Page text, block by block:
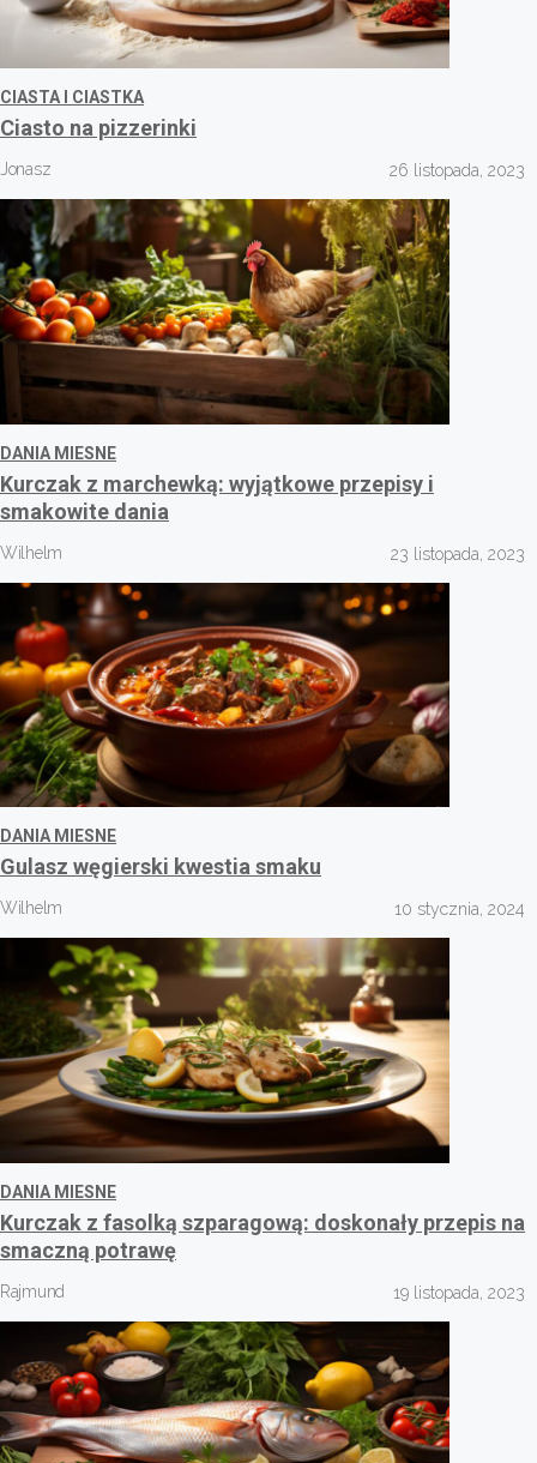
CIASTA I CIASTKA
Ciasto na pizzerinki
Jonasz 26 listopada, 2023
DANIA MIESNE
Kurczak z marchewką: wyjątkowe przepisy i
smakowite dania
Wilhelm 23 listopada, 2023
DANIA MIESNE
Gulasz węgierski kwestia smaku
Wilhelm 10 stycznia, 2024
DANIA MIESNE
Kurczak z fasolką szparagową: doskonały przepis na
smaczną potrawę
Rajmund 19 listopada, 2023